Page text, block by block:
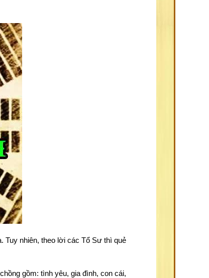
Tuy nhiên, theo lời các Tổ Sư thì quẻ
gồm: tình yêu, gia đình, con cái,